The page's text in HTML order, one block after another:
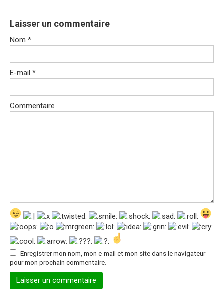
Laisser un commentaire
Nom *
E-mail *
Commentaire
Enregistrer mon nom, mon e-mail et mon site dans le navigateur
pour mon prochain commentaire.